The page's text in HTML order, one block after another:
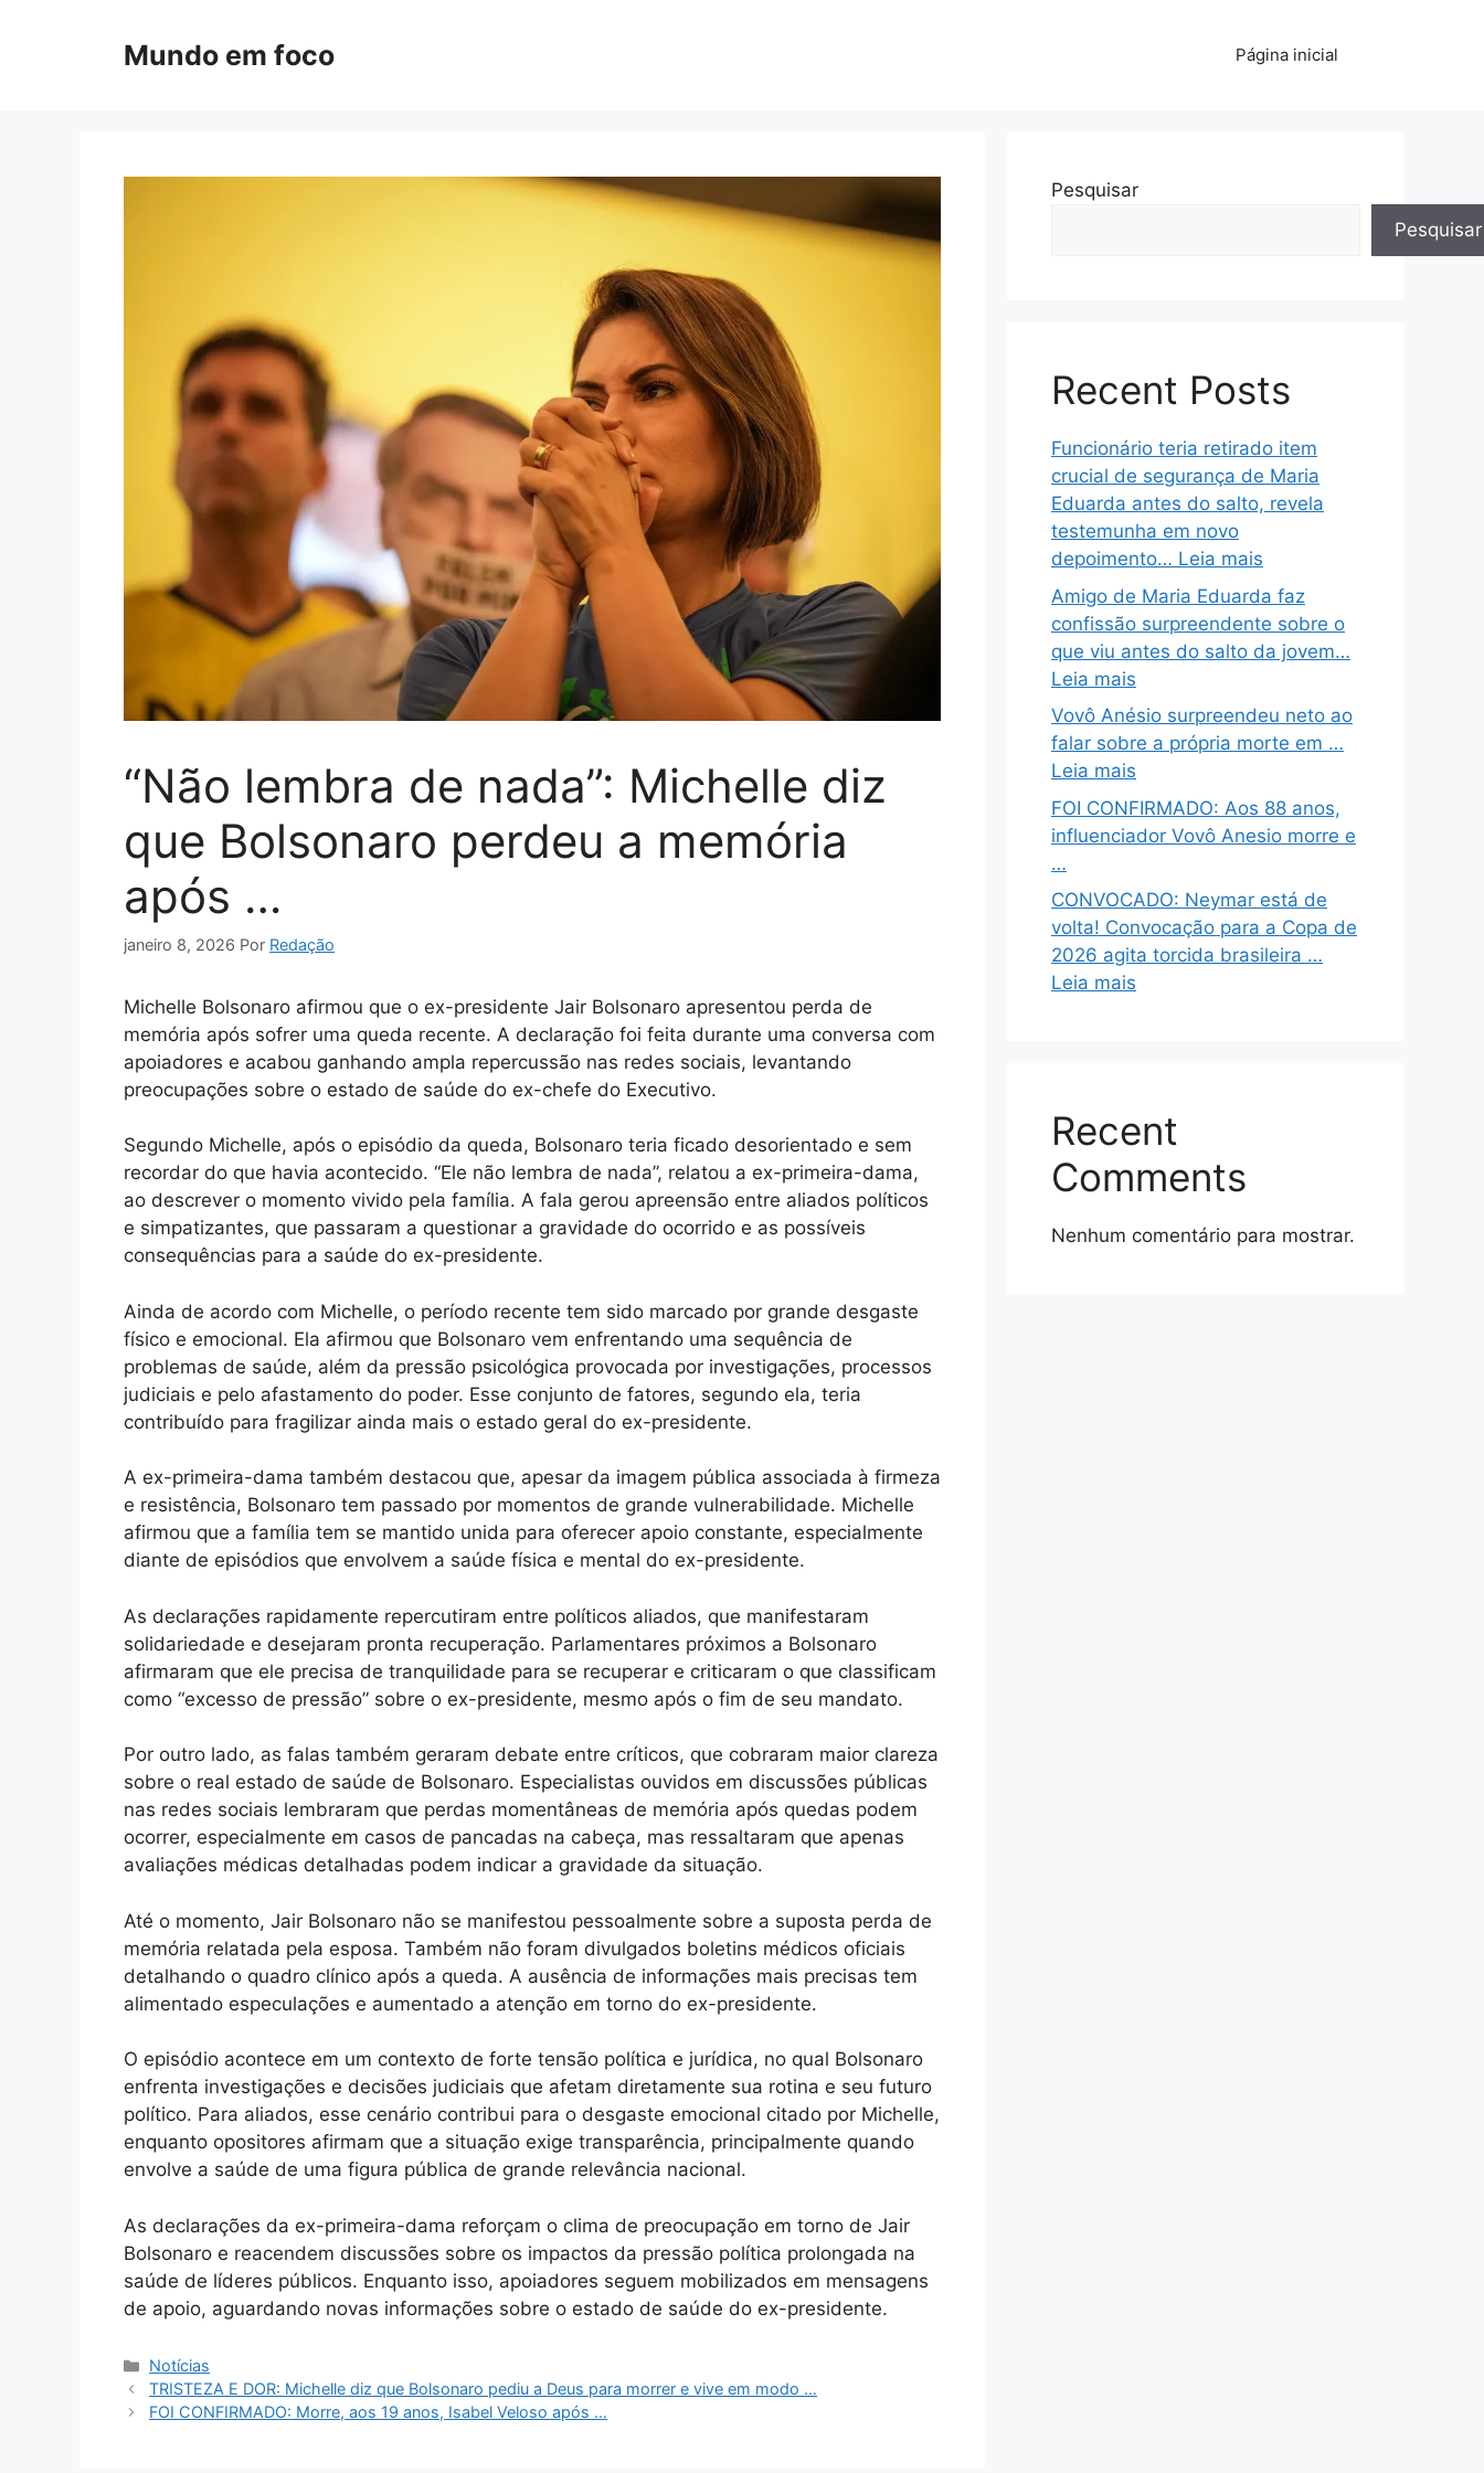
Mundo em foco Página inicial
“Não lembra de nada”: Michelle diz
que Bolsonaro perdeu a memória
após …
janeiro 8, 2026 Por Redação
Michelle Bolsonaro afirmou que o ex-presidente Jair Bolsonaro apresentou perda de
memória após sofrer uma queda recente. A declaração foi feita durante uma conversa com
apoiadores e acabou ganhando ampla repercussão nas redes sociais, levantando
preocupações sobre o estado de saúde do ex-chefe do Executivo.
Segundo Michelle, após o episódio da queda, Bolsonaro teria ficado desorientado e sem
recordar do que havia acontecido. “Ele não lembra de nada”, relatou a ex-primeira-dama,
ao descrever o momento vivido pela família. A fala gerou apreensão entre aliados políticos
e simpatizantes, que passaram a questionar a gravidade do ocorrido e as possíveis
consequências para a saúde do ex-presidente.
Ainda de acordo com Michelle, o período recente tem sido marcado por grande desgaste
físico e emocional. Ela afirmou que Bolsonaro vem enfrentando uma sequência de
problemas de saúde, além da pressão psicológica provocada por investigações, processos
judiciais e pelo afastamento do poder. Esse conjunto de fatores, segundo ela, teria
contribuído para fragilizar ainda mais o estado geral do ex-presidente.
A ex-primeira-dama também destacou que, apesar da imagem pública associada à firmeza
e resistência, Bolsonaro tem passado por momentos de grande vulnerabilidade. Michelle
afirmou que a família tem se mantido unida para oferecer apoio constante, especialmente
diante de episódios que envolvem a saúde física e mental do ex-presidente.
As declarações rapidamente repercutiram entre políticos aliados, que manifestaram
solidariedade e desejaram pronta recuperação. Parlamentares próximos a Bolsonaro
afirmaram que ele precisa de tranquilidade para se recuperar e criticaram o que classificam
como “excesso de pressão” sobre o ex-presidente, mesmo após o fim de seu mandato.
Por outro lado, as falas também geraram debate entre críticos, que cobraram maior clareza
sobre o real estado de saúde de Bolsonaro. Especialistas ouvidos em discussões públicas
nas redes sociais lembraram que perdas momentâneas de memória após quedas podem
ocorrer, especialmente em casos de pancadas na cabeça, mas ressaltaram que apenas
avaliações médicas detalhadas podem indicar a gravidade da situação.
Até o momento, Jair Bolsonaro não se manifestou pessoalmente sobre a suposta perda de
memória relatada pela esposa. Também não foram divulgados boletins médicos oficiais
detalhando o quadro clínico após a queda. A ausência de informações mais precisas tem
alimentado especulações e aumentado a atenção em torno do ex-presidente.
O episódio acontece em um contexto de forte tensão política e jurídica, no qual Bolsonaro
enfrenta investigações e decisões judiciais que afetam diretamente sua rotina e seu futuro
político. Para aliados, esse cenário contribui para o desgaste emocional citado por Michelle,
enquanto opositores afirmam que a situação exige transparência, principalmente quando
envolve a saúde de uma figura pública de grande relevância nacional.
As declarações da ex-primeira-dama reforçam o clima de preocupação em torno de Jair
Bolsonaro e reacendem discussões sobre os impactos da pressão política prolongada na
saúde de líderes públicos. Enquanto isso, apoiadores seguem mobilizados em mensagens
de apoio, aguardando novas informações sobre o estado de saúde do ex-presidente.
Categorias
Notícias
TRISTEZA E DOR: Michelle diz que Bolsonaro pediu a Deus para morrer e vive em modo …
FOI CONFIRMADO: Morre, aos 19 anos, Isabel Veloso após …
Pesquisar
Pesquisar
Recent Posts
Funcionário teria retirado item
crucial de segurança de Maria
Eduarda antes do salto, revela
testemunha em novo
depoimento… Leia mais
Amigo de Maria Eduarda faz
confissão surpreendente sobre o
que viu antes do salto da jovem…
Leia mais
Vovô Anésio surpreendeu neto ao
falar sobre a própria morte em …
Leia mais
FOI CONFIRMADO: Aos 88 anos,
influenciador Vovô Anesio morre e
…
CONVOCADO: Neymar está de
volta! Convocação para a Copa de
2026 agita torcida brasileira …
Leia mais
Recent
Comments
Nenhum comentário para mostrar.